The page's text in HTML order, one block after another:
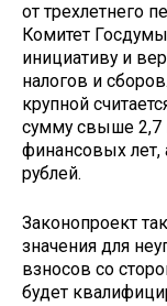
от трехлетнего
Комитет Госдумы
инициативу и
налогов и
крупной
сумму свыше 2,7
финансовых
рублей.
Законопроект
значения для
взносов со
будет